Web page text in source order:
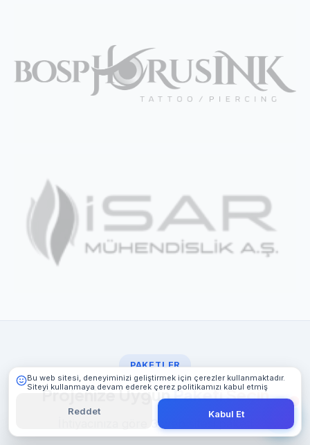
PAKETLER
Projenize UygunPaketi Seçin
İhtiyacınıza göre 3 web sitesi paketi
Bu web sitesi, deneyiminizi geliştirmek için çerezler kullanmaktadır.
Siteyi kullanmaya devam ederek çerez politikamızı kabul etmiş
Reddet Kabul Et
101 Digital